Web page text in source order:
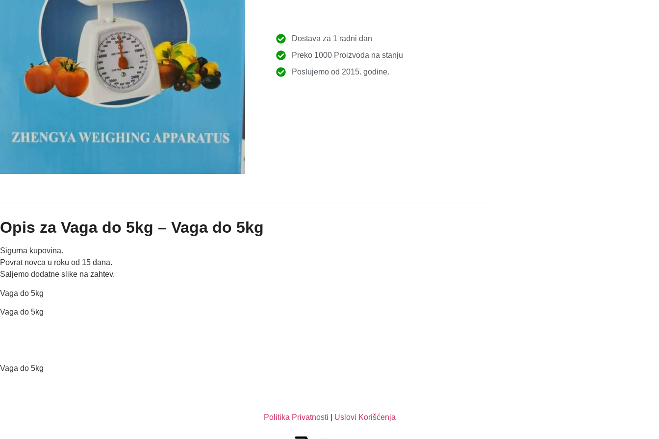
Dostava za 1 radni dan
Preko 1000 Proizvoda na stanju
Poslujemo od 2015. godine.
Opis za Vaga do 5kg – Vaga do 5kg
Sigurna kupovina.
Povrat novca u roku od 15 dana.
Saljemo dodatne slike na zahtev.
Vaga do 5kg
Vaga do 5kg
Vaga do 5kg
Politika Privatnosti Uslovi Korišćenja